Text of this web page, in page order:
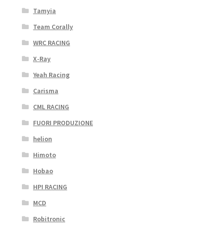
Tamyia
Team Corally
WRC RACING
X-Ray
Yeah Racing
Carisma
CML RACING
FUORI PRODUZIONE
helion
Himoto
Hobao
HPI RACING
MCD
Robitronic